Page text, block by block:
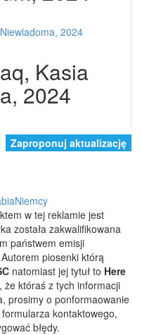
Kasia
2024
Zaproponuj aktualizację
Niemcy
w tej reklamie jest
została zakwalifikowana
państwem emisji
Autorem piosenki którą
natomiast jej tytuł to Here
że któraś z tych informacji
prosimy o ponformaowanie
kontaktowego,
błędy.